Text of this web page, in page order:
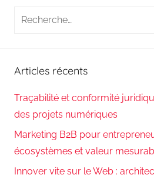
Recherche
Articles récents
Traçabilité et conformité
des projets numériques
Marketing B2B pour
écosystèmes et valeur
Innover vite sur le Web :